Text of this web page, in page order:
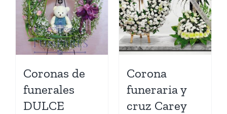
Coronas de
funerales
DULCE
Corona
funeraria y
cruz Carey